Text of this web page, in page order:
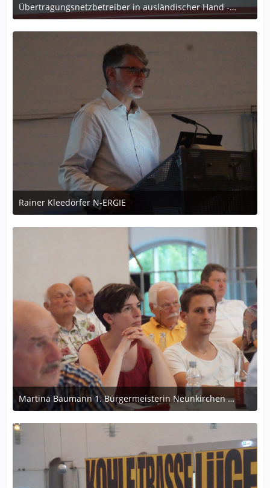
Übertragungsnetzbetreiber in ausländischer Hand - keinerlei regionale Wertschöpfung
1. August 2017 um 17:06
Rainer Kleedörfer N-ERGIE
1. August 2017 um 17:06
Martina Baumann 1. Bürgermeisterin Neunkirchen am Sand, Vertreterin der regionalen Kommunen
1. August 2017 um 17:06